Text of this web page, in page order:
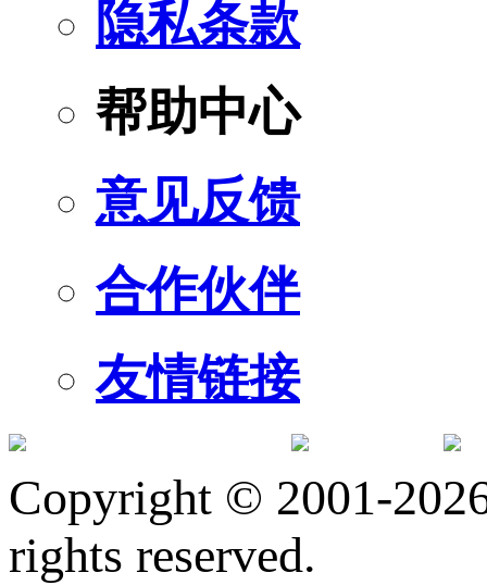
隐私条款
帮助中心
意见反馈
合作伙伴
友情链接
Copyright © 2001-
rights reserved.